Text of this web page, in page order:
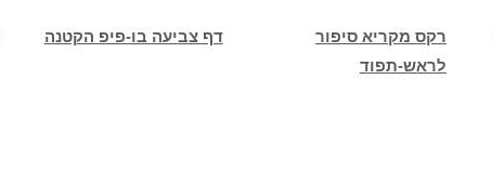
דף צביעה בו-פיפ הקטנה
רקס מקריא סיפור
לראש-תפוד